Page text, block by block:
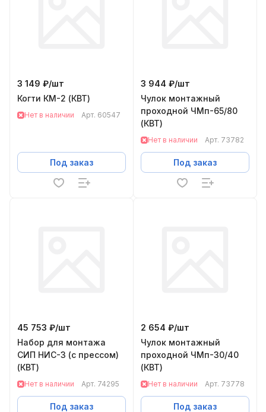
3 149 ₽/шт
Когти КМ-2 (КВТ)
Нет в наличии Арт. 60547
Под заказ
3 944 ₽/шт
Чулок монтажный
проходной ЧМп-65/80
(КВТ)
Нет в наличии Арт. 73782
Под заказ
45 753 ₽/шт
Набор для монтажа
СИП НИС-3 (с прессом)
(КВТ)
Нет в наличии Арт. 74295
Под заказ
2 654 ₽/шт
Чулок монтажный
проходной ЧМп-30/40
(КВТ)
Нет в наличии Арт. 73778
Под заказ